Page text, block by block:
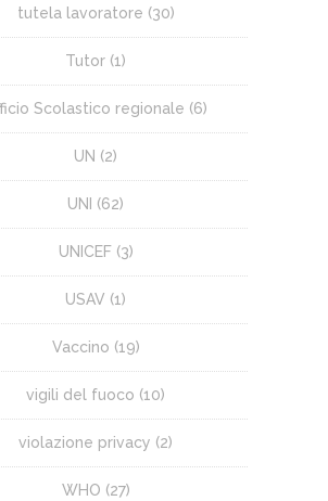
tutela lavoratore (30)
Tutor (1)
Scolastico regionale (6)
UN (2)
UNI (62)
UNICEF(3)
USAV (1)
Vaccino (19)
vigili del fuoco (10)
violazione privacy (2)
WHO (27)